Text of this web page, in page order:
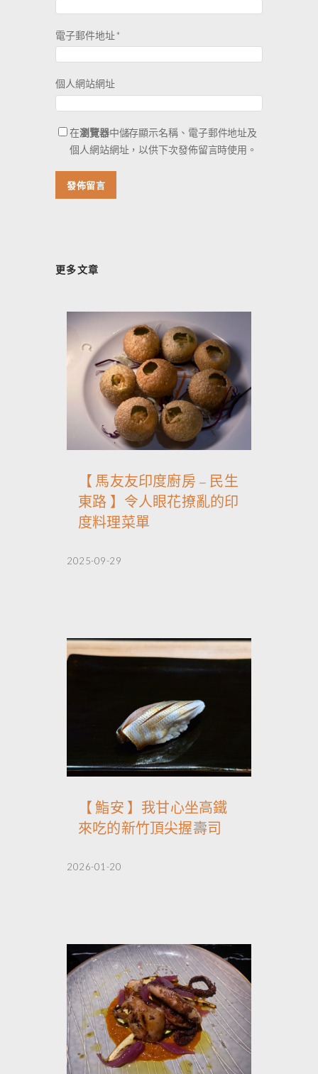
電子郵件地址*
個人網站網址
在瀏覽器中儲存顯示名稱、電子郵件地址及
個人網站網址，以供下次發佈留言時使用。
更多文章
【 馬友友印度廚房 – 民生
東路 】令人眼花撩亂的印
度料理菜單
2025-09-29
【 鮨安 】我甘心坐高鐵
來吃的新竹頂尖握壽司
2026-01-20